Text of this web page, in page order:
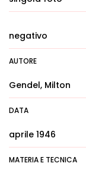
negativo
AUTORE
Gendel, Milton
DATA
aprile 1946
MATERIA E TECNICA